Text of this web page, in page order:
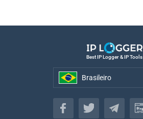
Best IP Logger & IP Tools
Brasileiro
Brasileiro